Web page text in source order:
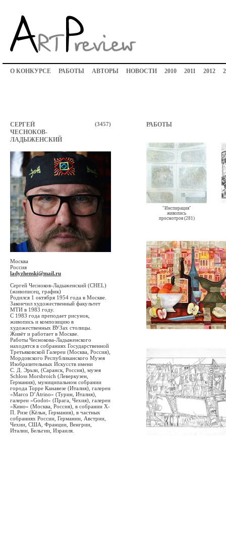
О КОНКУРСЕ РАБОТЫ АВТОРЫ НОВОСТИ 2010 2011 2012
(3457)
СЕРГЕЙ
ЧЕСНОКОВ-
ЛАДЫЖЕНСКИЙ
Москва
Россия
ladyzhenski@mail.ru
Сергей Чесноков-Ладыженский (CHEL)
(живописец, график)
Родился 1 октября 1954 года в Москве.
Закончил художественный факультет
МТИ в 1983 году.
С 1983 года преподает рисунок,
живопись и композицию в
художественных ВУЗах столицы.
Живёт и работает в Москве.
Работы Чеснокова-Ладыженского
находятся в собраниях Государственной
Третьяковской Галереи (Москва, Россия),
Мордовского Республиканского Музея
Изобразительных Искусств имени
С. Д. Эрьзи, (Саранск, Россия), музея
Schloss Morsbroich (Леверкузен,
Германия), муниципальном собрании
города Торре Канавезе (Италия), галереи
«Marco D’Atrino» (Турин, Италия),
галереи «Godot» (Прага, Чехия), галереи
«Кино» (Москва, Россия), в собрании Х-
П. Ризе (Кёльн, Германия), в частных
собраниях России, Германии, Австрии,
Чехии, США, Франции, Венгрии,
Италии, Бельгии, Израиля.
РАБОТЫ
"Инспирация"
живопись
просмотров (281)